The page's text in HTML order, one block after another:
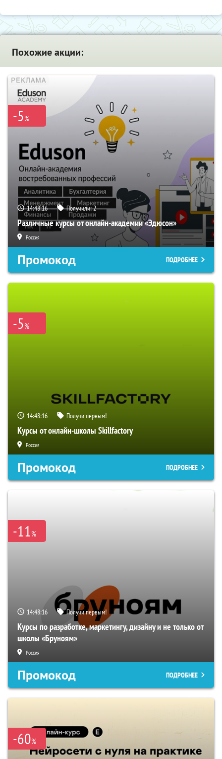
Похожие акции:
-5%
14:48:15 Получили:2
Различные курсы от онлайн-академии «Эдюсон»
Россия
Промокод ПОДРОБНЕЕ
-5%
14:48:15 Получи первым!
Курсы от онлайн-школы Skillfactory
Россия
Промокод ПОДРОБНЕЕ
-11%
14:48:15 Получи первым!
Курсы по разработке, маркетингу, дизайну и не только от
школы «Бруноям»
Россия
Промокод ПОДРОБНЕЕ
-60%